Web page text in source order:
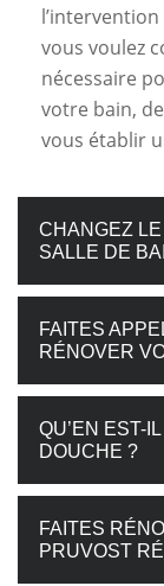
vous voulez
nécessaire
votre bain,
vous établir
CHANGEZ
SALLE DE
FAITES
RÉNOVER
QU’EN EST-
DOUCHE ?
FAITES
PRUVOST